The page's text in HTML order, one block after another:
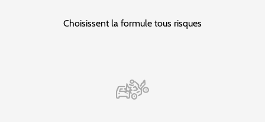
Choisissent la formule tous risques